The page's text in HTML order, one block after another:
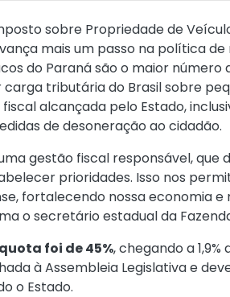
sobre Propriedade de
mais um passo na política
do Paraná são o maior número
tributária do Brasil sobre
alcançada pelo Estado,
de desoneração ao cidadão.
gestão fiscal responsável, que
prioridades. Isso nos
fortalecendo nossa economia e
o secretário estadual da
foi de 45%, chegando a
à Assembleia Legislativa e
o Estado.